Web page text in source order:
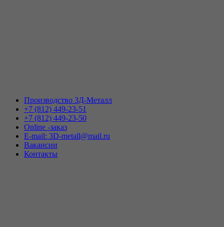
Производство 3Д-Металл
+7 (812) 449-23-51
+7 (812) 449-23-50
Online -заказ
E-mail: 3D-metall@mail.ru
Вакансии
Контакты